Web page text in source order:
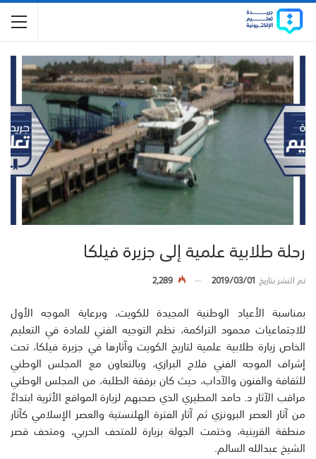
رحلة طلابية علمية إلى جزيرة فيلكا
تم النشر بتاريخ 2019/03/01
2,289
بمناسبة الأعياد الوطنية المجيدة للكويت، وبرعاية الموجه الأول
للاجتماعيات محمود التراكمة، نظم التوجيه الفني للمادة في التعليم
الخاص زيارة طلابية علمية لتاريخ الكويت وآثارها في جزيرة فيلكا، تحت
إشراف الموجه الفني فلاح البرازي، وبالتعاون مع المجلس الوطني
للثقافة والفنون والآداب، حيث كان برفقة الطلبة، من المجلس الوطني
مراقب الآثار د. حامد المطيري الذي صحبهم لزيارة المواقع الأثرية ابتداءً
من آثار العصر البرونزي ثم آثار الفترة الهلنستية والعصر الإسلامي كآثار
منطقة القرينية، وختمت الجولة بزيارة للمتحف الحربي، ومتحف قصر
الشيخ عبدالله السالم.